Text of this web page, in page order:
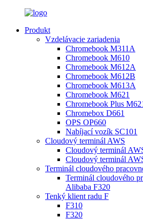
Produkt
Vzdelávacie zariadenia
Chromebook M311A
Chromebook M610
Chromebook M612A
Chromebook M612B
Chromebook M613A
Chromebook M621
Chromebook Plus
Chromebox D661
OPS OP660
Nabíjací vozík SC101
Cloudový terminál AWS
Cloudový terminál
Cloudový terminál
Terminál cloudového
Terminál cloudového
Alibaba F320
Tenký klient radu F
F310
F320